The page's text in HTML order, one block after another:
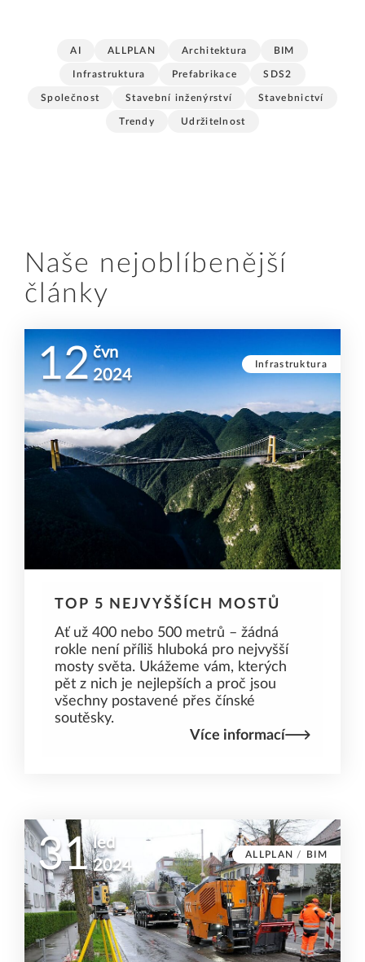
AI ALLPLAN Architektura BIM
Infrastruktura Prefabrikace SDS2
Společnost Stavební inženýrství Stavebnictví
Trendy Udržitelnost
Naše nejoblíbenější
články
12 čvn
2024
Infrastruktura
TOP 5 NEJVYŠŠÍCH MOSTŮ
Ať už 400 nebo 500 metrů – žádná
rokle není příliš hluboká pro nejvyšší
mosty světa. Ukážeme vám, kterých
pět z nich je nejlepších a proč jsou
všechny postavené přes čínské
soutěsky.
Více informací
31 led
2024
ALLPLAN / BIM